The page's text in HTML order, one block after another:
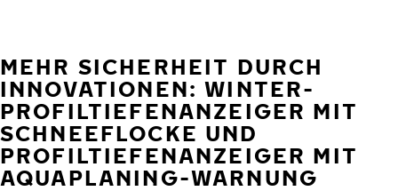
MEHR SICHERHEIT DURCH
INNOVATIONEN: WINTER-
PROFILTIEFENANZEIGER MIT
SCHNEEFLOCKE UND
PROFILTIEFENANZEIGER MIT
AQUAPLANING-WARNUNG